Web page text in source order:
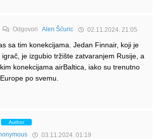
OdgovoriAlen Šćuric 02.11.2024. 21:05
sa tim konekcijama. Jedan Finnair, koji je
je izgubio tržište zatvaranjem Rusije, a
konekcijama airBaltica, iako su trenutno
po svemu.
Author
03.11.2024. 01:19